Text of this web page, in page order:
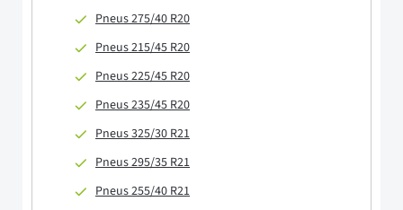
Pneus 275/40 R20
Pneus 215/45 R20
Pneus 225/45 R20
Pneus 235/45 R20
Pneus 325/30 R21
Pneus 295/35 R21
Pneus 255/40 R21